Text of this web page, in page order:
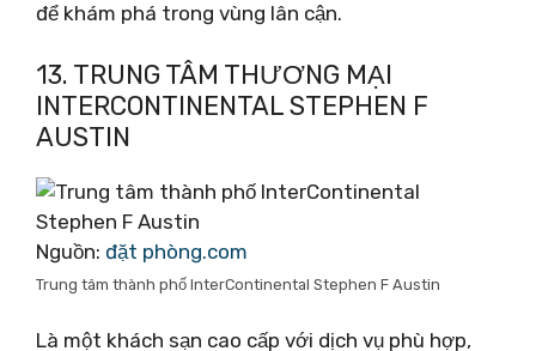
để khám phá trong vùng lân cận.
13. TRUNG TÂM THƯƠNG MẠI
INTERCONTINENTAL STEPHEN F
AUSTIN
Nguồn: đặt phòng.com
Trung tâm thành phố InterContinental Stephen F Austin
Là một khách sạn cao cấp với dịch vụ phù hợp,